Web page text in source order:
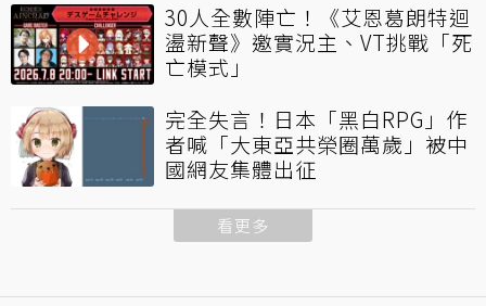
30人全數陣亡！《艾恩葛朗特迴
盪新聲》邀實況主、VT挑戰「死
亡模式」
完全失言！日本「黑白RPG」作
者喊「大東亞共榮圈萬歲」被中
國網友集體出征
看更多